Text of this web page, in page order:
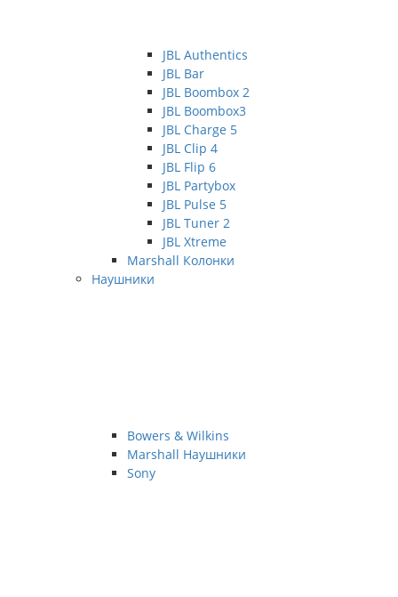
JBL Authentics
JBL Bar
JBL Boombox 2
JBL Boombox3
JBL Charge 5
JBL Clip 4
JBL Flip 6
JBL Partybox
JBL Pulse 5
JBL Tuner 2
JBL Xtreme
Marshall Колонки
Наушники
Bowers & Wilkins
Marshall Наушники
Sony